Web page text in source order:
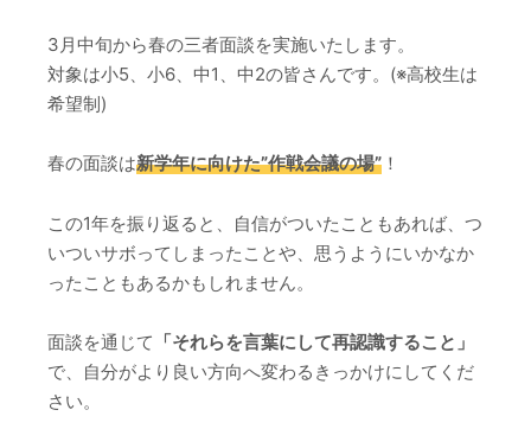
3月中旬から春の三者面談を実施いたします。
対象は小5、小6、中1、中2の皆さんです。(※高校生は
希望制)
春の面談は新学年に向けた”作戦会議の場” ！
この1年を振り返ると、自信がついたこともあれば、つ
いついサボってしまったことや、思うようにいかなか
ったこともあるかもしれません。
面談を通じて 「それらを言葉にして再認識すること」
で、自分がより良い方向へ変わるきっかけにしてくだ
さい。